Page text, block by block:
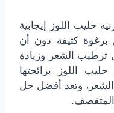
حليب اللوز إيجابية
كثيفة دون أن
ترطيب الشعر وزيادة
اللوز برائحتها
الشعر، وتعد أفضل حل